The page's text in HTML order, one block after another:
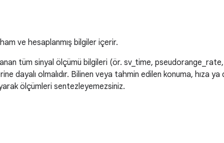
ve hesaplanmış bilgiler içerir.
tüm sinyal ölçümü bilgileri (ör. sv_time,
dayalı olmalıdır. Bilinen veya tahmin edilen konuma, hıza
ölçümleri sentezleyemezsiniz.